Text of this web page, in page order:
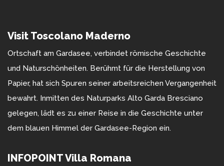
Visit Toscolano Maderno
Ortschaft am Gardasee, verbindet römische Geschichte
und Naturschönheiten. Berühmt für die Herstellung von
Papier, hat sich Spuren seiner arbeitsreichen Vergangenheit
bewahrt. Inmitten des Naturparks Alto Garda Bresciano
gelegen, lädt es zu einer Reise in die Geschichte unter
dem blauen Himmel der Gardasee-Region ein.
INFOPOINT Villa Romana